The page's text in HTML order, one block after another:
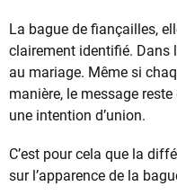
La bague de fiançailles,
clairement identifié. Dans
au mariage. Même si
manière, le message
une intention d’union.
C’est pour cela que la
sur l’apparence de la